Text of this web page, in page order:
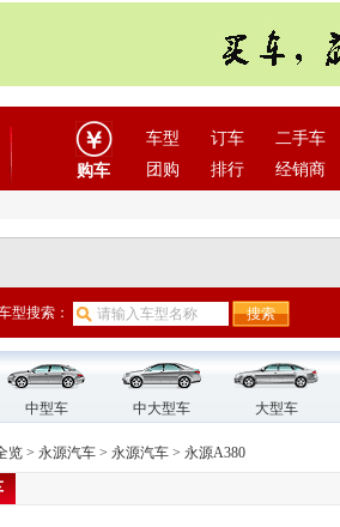
购车
车型 订车 二手车
团购
排行 经销商
型搜索：
中型车 中大型车 大型车
览 > 永源汽车 > 永源汽车 > 永源A380